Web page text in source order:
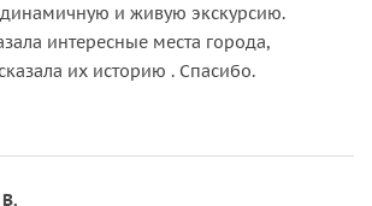
и живую экскурсию.
интересные места города,
их историю . Спасибо.